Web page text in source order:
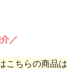
／
こちらの商品は